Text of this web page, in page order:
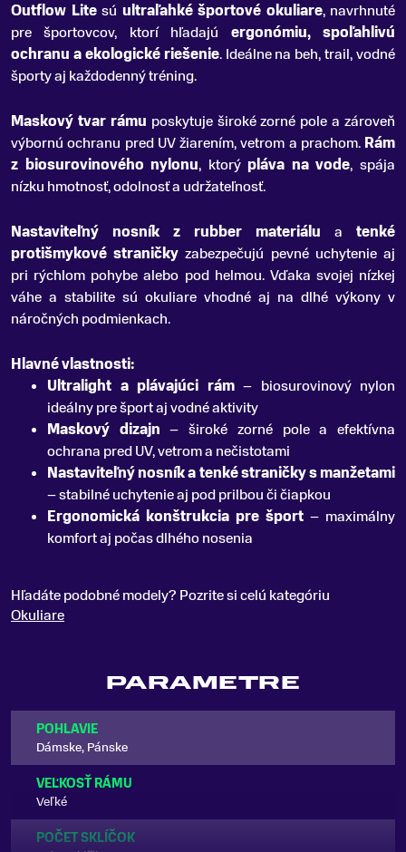
Outflow Litesú ultraľahké športové okuliare, navrhnuté
pre športovcov, ktorí hľadajú ergonómiu, spoľahlivú
ochranu a ekologické riešenie.Ideálne na beh, trail, vodné
športy aj každodenný tréning.
Maskový tvar rámu poskytuje široké zorné pole a zároveň
výbornú ochranu pred UV žiarením, vetrom a prachom. Rám
z biosurovinového nylonu, ktorý pláva na vode, spája
nízku hmotnosť, odolnosť a udržateľnosť.
Nastaviteľný nosník z rubber materiálu a tenké
protišmykové straničky zabezpečujú pevné uchytenie aj
pri rýchlom pohybe alebo pod helmou. Vďaka svojej nízkej
váhe a stabilite sú okuliare vhodné aj na dlhé výkony v
náročných podmienkach.
Hlavné vlastnosti:
Ultralight a plávajúci rám– biosurovinový nylon
ideálny pre šport aj vodné aktivity
Maskový dizajn – široké zorné pole a efektívna
ochrana pred UV, vetrom a nečistotami
Nastaviteľný nosník a tenké straničky s manžetami
– stabilné uchytenie aj pod prilbou či čiapkou
Ergonomická konštrukcia pre šport – maximálny
komfort aj počas dlhého nosenia
Hľadáte podobné modely? Pozrite si celú kategóriu
Okuliare
PARAMETRE
POHLAVIE
Dámske, Pánske
VEĽKOSŤ RÁMU
Veľké
POČET SKLÍČOK